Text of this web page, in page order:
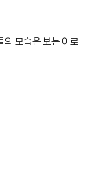
의 모습은 보는 이로